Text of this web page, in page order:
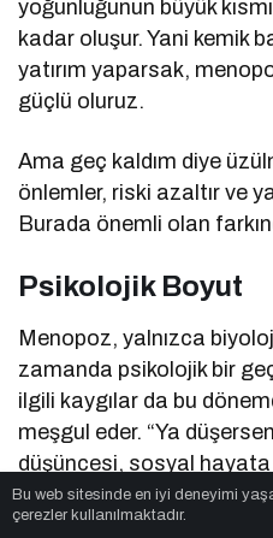
yoğunluğunun büyük
kadar oluşur. Yani kemik
yatırım yaparsak,
güçlü oluruz.
Ama geç kaldım diye
önlemler, riski azaltır ve
Burada önemli olan
Psikolojik Boyut
Menopoz, yalnızca
zamanda psikolojik bir
ilgili kaygılar da bu
meşgul eder. “Ya
düşüncesi, sosyal hayata
nedenle hem fiziksel hem
önemlidir. Düzenli
Bu web sitesinde en iyi deneyimi
çerezler kullanılmaktadır.